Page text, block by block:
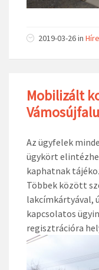
2019-03-26in
Mobilizált
Az ügyfelek
ügykört
kaphatnak
Többek között
lakcímkártyával,
kapcsolatos
regisztrációra